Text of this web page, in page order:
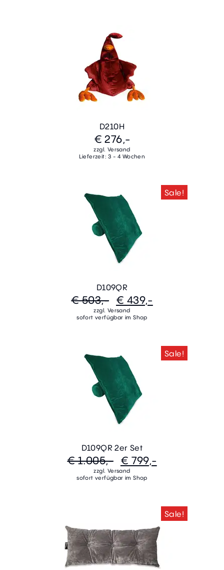
D210H
€ 276,-
zzgl. Versand
Lieferzeit: 3 - 4 Wochen
Sale!
D109QR
€ 503,- € 439,-
zzgl. Versand
sofort verfügbar im Shop
Sale!
D109QR 2er Set
€ 1.005,- € 799,-
zzgl. Versand
sofort verfügbar im Shop
Sale!